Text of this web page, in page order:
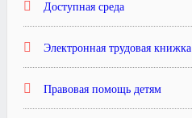
Доступная среда
Электронная трудовая книжка
Правовая помощь детям